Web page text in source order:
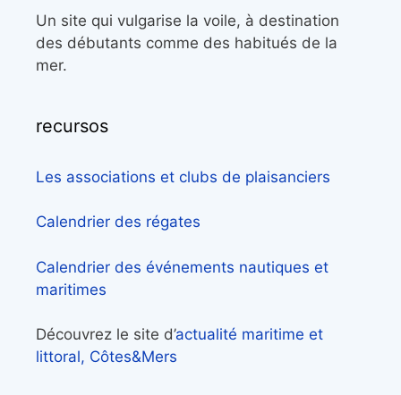
Un site qui vulgarise la voile, à destination
des débutants comme des habitués de la
mer.
recursos
Les associations et clubs de plaisanciers
Calendrier des régates
Calendrier des événements nautiques et
maritimes
Découvrez le site d’actualité maritime et
littoral, Côtes&Mers